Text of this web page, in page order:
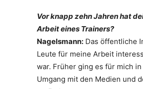
Vor knapp zehn Jahren hat
Arbeit eines Trainers?
Nagelsmann: Das öffentliche
Leute für meine Arbeit
war. Früher ging es für mich
Umgang mit den Medien und